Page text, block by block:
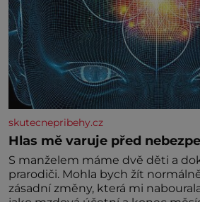
skutecnepribehy.cz
Hlas mě varuje před
S manželem máme dvě děti a
prarodiči. Mohla bych žít
zásadní změny, která mi